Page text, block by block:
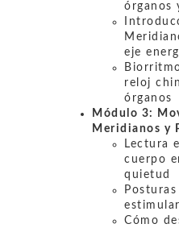
órganos
eje
reloj
órganos
Módulo 3:
Meridianos y
Lectura
cuerpo
quietud
Cómo